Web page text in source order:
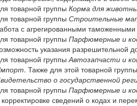
товарной группы Корма для
товарной группы Строительные
с агрегированными
товарной группы Парфюмерные и
указания разрешительной
товарной группыАвтозапчасти и
. Также для этой товарной
о государственной
товарной группы Парфюмерные и
сведений о кодах и